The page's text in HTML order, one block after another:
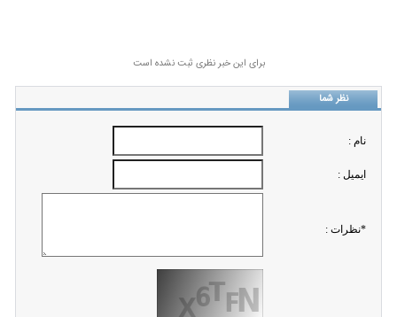
برای این خبر نظری ثبت نشده است
نظر شما
نام :
ايميل :
*نظرات :